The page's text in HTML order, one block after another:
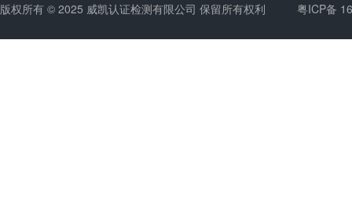
版权所有 © 2025 威凯认证检测有限公司 保留所有权利 粤ICP备